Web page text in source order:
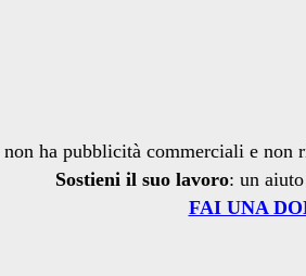
non ha pubblicità commerciali e non
Sostieni il suo lavoro: un
FAI UNA